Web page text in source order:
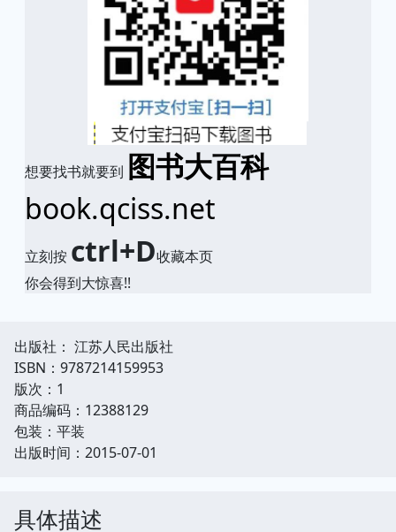
想要找书就要到 图书大百科
book.qciss.net
立刻按 ctrl+D收藏本页
你会得到大惊喜!!
出版社： 江苏人民出版社
ISBN：9787214159953
版次：1
商品编码：12388129
包装：平装
出版时间：2015-07-01
具体描述